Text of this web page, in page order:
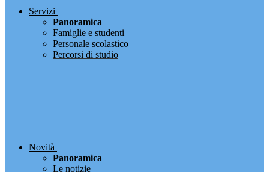
Servizi
Panoramica
Famiglie e studenti
Personale scolastico
Percorsi di studio
Novità
Panoramica
Le notizie